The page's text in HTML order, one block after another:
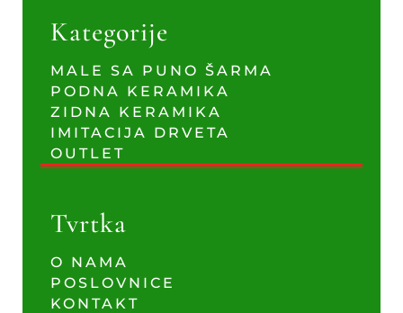
Kategorije
MALE SA PUNO ŠARMA
PODNA KERAMIKA
ZIDNA KERAMIKA
IMITACIJA DRVETA
OUTLET
Tvrtka
O NAMA
POSLOVNICE
KONTAKT